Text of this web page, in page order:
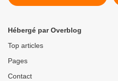
Hébergé par Overblog
Top articles
Pages
Contact